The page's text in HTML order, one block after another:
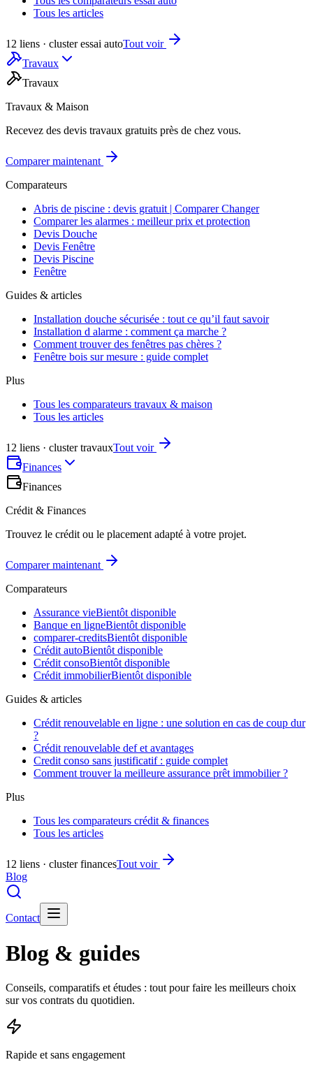
Tous les articles
12 liens · cluster essai autoTout voir
Travaux
Travaux
Travaux & Maison
Recevez des devis travaux gratuits près de chez vous.
Comparer maintenant
Comparateurs
Abris de piscine : devis gratuit | Comparer Changer
Comparer les alarmes : meilleur prix et protection
Devis Douche
Devis Fenêtre
Devis Piscine
Fenêtre
Guides & articles
Installation douche sécurisée : tout ce qu’il faut savoir
Installation d alarme : comment ça marche ?
Comment trouver des fenêtres pas chères ?
Fenêtre bois sur mesure : guide complet
Plus
Tous les comparateurs travaux & maison
Tous les articles
12 liens · cluster travauxTout voir
Finances
Finances
Crédit & Finances
Trouvez le crédit ou le placement adapté à votre projet.
Comparer maintenant
Comparateurs
Assurance vieBientôt disponible
Banque en ligneBientôt disponible
comparer-creditsBientôt disponible
Crédit autoBientôt disponible
Crédit consoBientôt disponible
Crédit immobilierBientôt disponible
Guides & articles
Crédit renouvelable en ligne : une solution en cas de coup dur
?
Crédit renouvelable def et avantages
Credit conso sans justificatif : guide complet
Comment trouver la meilleure assurance prêt immobilier ?
Plus
Tous les comparateurs crédit & finances
Tous les articles
12 liens · cluster financesTout voir
Blog
Contact
Blog & guides
Conseils, comparatifs et études : tout pour faire les meilleurs choix
sur vos contrats du quotidien.
Rapide et sans engagement